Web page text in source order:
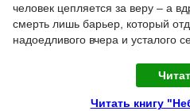
человек цепляется за веру – а
смерть лишь барьер, который
надоедливого вчера и усталого
Читать книгу